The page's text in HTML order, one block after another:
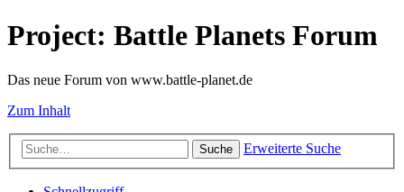
Project: Battle Planets Forum
Das neue Forum von www.battle-planet.de
Zum Inhalt
Suche Erweiterte Suche